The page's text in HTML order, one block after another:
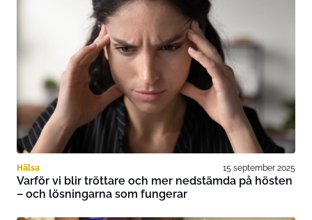
Hälsa 15 september 2025
Varför vi blir tröttare och mer nedstämda på hösten
– och lösningarna som fungerar